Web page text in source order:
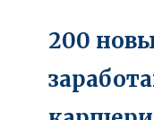
200